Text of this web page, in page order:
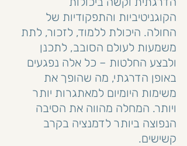
הקוגניטיביות והתפקודיות של
החולה. היכולת ללמוד, לזכור, לתת
משמעות לעולם הסובב, לתכנן
ולבצע החלטות – כל אלה נפגעים
באופן הדרגתי, מה שהופך את
משימות היומיום למאתגרות יותר
ויותר. המחלה מהווה את הסיבה
הנפוצה ביותר לדמנציה בקרב
קשישים.